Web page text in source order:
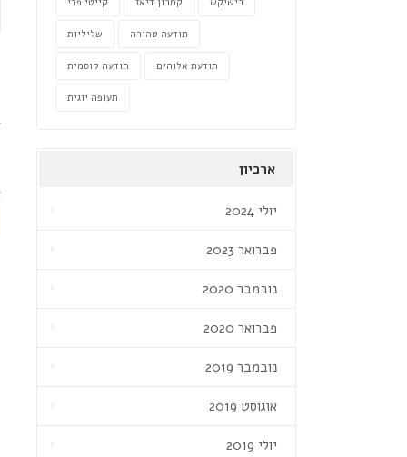
שליליות תודעה טהורה
תודעה קוסמית תודעת אלוהים
תעופה יוגית
ארכיון
יולי 2024
פברואר 2023
נובמבר 2020
פברואר 2020
נובמבר 2019
אוגוסט 2019
יולי 2019